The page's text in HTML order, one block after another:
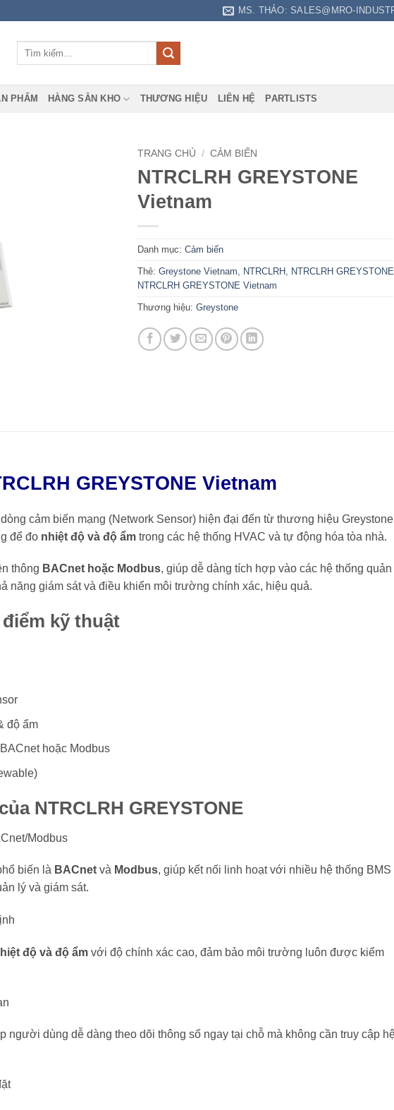
MS. THẢO: SALES@MRO-
PHẨM HÀNG SẴN KHO THƯƠNG HIỆU LIÊN HỆ PARTLISTS
TRANG CHỦ / CẢM BIẾN
NTRCLRH GREYSTONE
Vietnam
Danh mục: Cảm biến
Thẻ: Greystone Vietnam NTRCLRH NTRCLRH GREYSTONE
NTRCLRH GREYSTONE Vietnam
Thương hiệu: Greystone
GREYSTONE Vietnam
dòng cảm biến mạng (Network Sensor) hiện đại đến từ thương hiệu Greystone
để đo nhiệt độ và độ ẩm trong các hệ thống HVAC và tự động hóa tòa nhà.
thông BACnet hoặc Modbus, giúp dễ dàng tích hợp vào các hệ thống quản
năng giám sát và điều khiển môi trường chính xác, hiệu quả.
kỹ thuật
độ ẩm
hoặc Modbus
NTRCLRH GREYSTONE
Modbus
biến là BACnet và Modbus, giúp kết nối linh hoạt với nhiều hệ thống BMS
lý và giám sát.
độ và độ ẩm với độ chính xác cao, đảm bảo môi trường luôn được kiểm
người dùng dễ dàng theo dõi thông số ngay tại chỗ mà không cần truy cập